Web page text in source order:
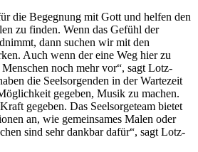
die Begegnung mit Gott und helfen den
zu finden. Wenn das Gefühl der
dann suchen wir mit den
Auch wenn der eine Weg hier zu
noch mehr vor“, sagt Lotz-
die Seelsorgenden in der Wartezeit
gegeben, Musik zu machen.
gegeben. Das Seelsorgeteam bietet
an, wie gemeinsames Malen oder
sind sehr dankbar dafür“, sagt Lotz-